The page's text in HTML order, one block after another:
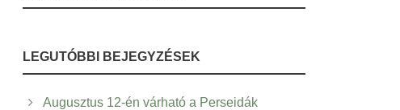
LEGUTÓBBI BEJEGYZÉSEK
Augusztus 12-én várható a Perseidák